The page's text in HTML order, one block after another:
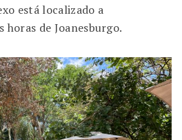
está localizado a
horas de Joanesburgo.